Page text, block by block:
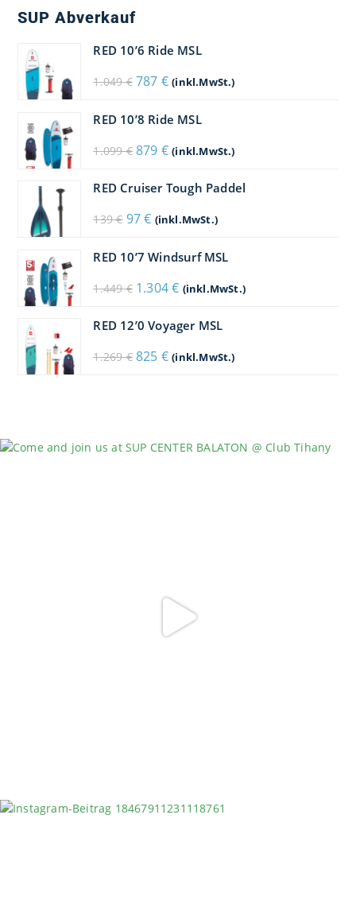
SUP Abverkauf
RED 10’6 Ride MSL
1.049€ Ursprünglicher
Preis
1.049 €
787 €Aktueller
Preis
787 €.
(inkl.MwSt.)
RED 10’8 Ride MSL
1.099€ Ursprünglicher
Preis
1.099 €
879 €Aktueller
Preis
879 €.
(inkl.MwSt.)
RED Cruiser Tough Paddel
139€ Ursprünglicher
Preis
139 €
97€Aktueller
Preis
97 €.
(inkl.MwSt.)
RED 10’7 Windsurf MSL
1.449€ Ursprünglicher
Preis
1.449 €
1.304€Aktueller
Preis
1.304 €.
(inkl.MwSt.)
RED 12’0 Voyager MSL
1.269€ Ursprünglicher
Preis
825 €Aktueller
Preis
(inkl.MwSt.)